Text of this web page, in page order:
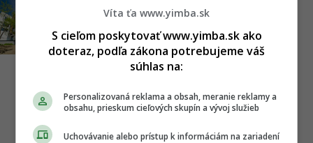
Z dopravného uzla mestská
štvrť. Rezidencia K Železnej
Studienke hlási dokončenie,
iné projekty sa rozbiehajú
29.04.2024, 13:56 SIMONA SCHREINEROVÁ
Víta ťa www.yimba.sk
S cieľom poskytovať www.yimba.sk ako
doteraz, podľa zákona potrebujeme váš
súhlas na:
Personalizovaná reklama a obsah, meranie reklamy a
obsahu, prieskum cieľových skupín a vývoj služieb
Uchovávanie alebo prístup k informáciám na zariadení